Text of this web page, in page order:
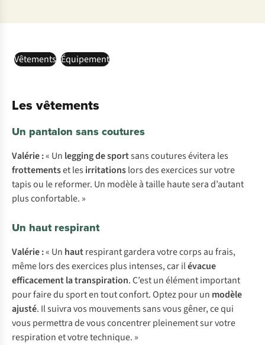
Vêtements Équipement
Les vêtements
Un pantalon sans coutures
Valérie :« Un legging de sportsans coutures évitera les
frottementset les irritationslors des exercices sur votre
tapis ou le reformer. Un modèle à taille haute sera d’autant
plus confortable. »
Un haut respirant
Valérie :« Un hautrespirant gardera votre corps au frais,
même lors des exercices plus intenses, car ilévacue
efficacement la transpiration. C’est un élément important
pour faire du sport en tout confort. Optez pour un modèle
ajusté. Il suivra vos mouvements sans vous gêner, ce qui
vous permettra de vous concentrer pleinement sur votre
respiration et votre technique. »